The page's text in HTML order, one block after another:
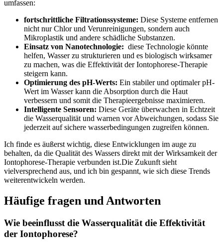
umfassen:
fortschrittliche Filtrationssysteme: ‍Diese ⁢Systeme entfernen
nicht nur Chlor ‍und Verunreinigungen, sondern‍ auch
Mikroplastik und ⁣andere schädliche Substanzen.
Einsatz​ von Nanotechnologie: ⁣ diese Technologie ​könnte
⁤helfen, Wasser ⁣zu ‌strukturieren und​ es biologisch wirksamer
zu machen, was⁤ die Effektivität der Iontophorese-Therapie
steigern kann.
Optimierung des pH-Werts: Ein stabiler und⁢ optimaler pH-
Wert⁢ im Wasser kann die Absorption durch ‌die ⁣Haut
verbessern und somit die Therapieergebnisse maximieren.
Intelligente Sensoren: Diese‌ Geräte überwachen in Echtzeit
die Wasserqualität und warnen vor‍ Abweichungen, sodass Sie⁣
jederzeit auf sichere wasserbedingungen ‍zugreifen können.
Ich⁤ finde es‍ äußerst wichtig, diese Entwicklungen im⁣ auge​ zu⁣
behalten, da die Qualität ⁣des⁣ Wassers direkt mit‍ der ⁢Wirksamkeit der
⁣Iontophorese-Therapie​ verbunden ist.Die ​Zukunft sieht
vielversprechend aus, und ich bin gespannt, wie sich diese ​Trends
weiterentwickeln werden.
Häufige​ fragen ⁤und⁣ Antworten
Wie⁣ beeinflusst die Wasserqualität⁤ die Effektivität
der Iontophorese?